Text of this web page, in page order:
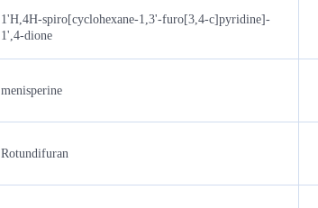
1'H,4H-spiro[cyclohexane-1,3'-furo[3,4-c]pyridine]-
1',4-dione
menisperine
Rotundifuran